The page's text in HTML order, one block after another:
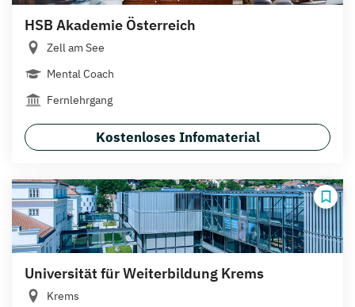
HSB Akademie Österreich
Zell am See
Mental Coach
Fernlehrgang
Kostenloses Infomaterial
Universität für Weiterbildung Krems
Krems